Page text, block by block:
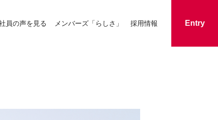
員の声を見る メンバーズ「らしさ」 採用情報 Entry